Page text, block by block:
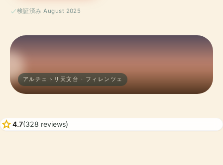
検証済み August 2025
アルチェトリ天文台 · フィレンツェ
star4.7(328 reviews)